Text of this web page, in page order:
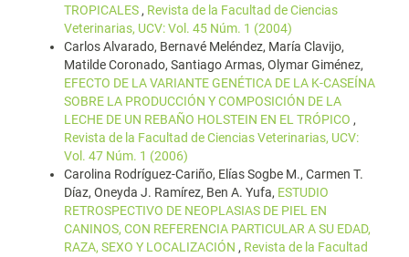
TROPICALES , Revista de la Facultad de Ciencias
Veterinarias, UCV: Vol. 45 Núm. 1 (2004)
Carlos Alvarado, Bernavé Meléndez, María Clavijo,
Matilde Coronado, Santiago Armas, Olymar Giménez,
EFECTO DE LA VARIANTE GENÉTICA DE LA K-CASEÍNA
SOBRE LA PRODUCCIÓN Y COMPOSICIÓN DE LA
LECHE DE UN REBAÑO HOLSTEIN EN EL TRÓPICO ,
Revista de la Facultad de Ciencias Veterinarias, UCV:
Vol. 47 Núm. 1 (2006)
Carolina Rodríguez-Cariño, Elías Sogbe M., Carmen T.
Díaz, Oneyda J. Ramírez, Ben A. Yufa, ESTUDIO
RETROSPECTIVO DE NEOPLASIAS DE PIEL EN
CANINOS, CON REFERENCIA PARTICULAR A SU EDAD,
RAZA, SEXO Y LOCALIZACIÓN , Revista de la Facultad